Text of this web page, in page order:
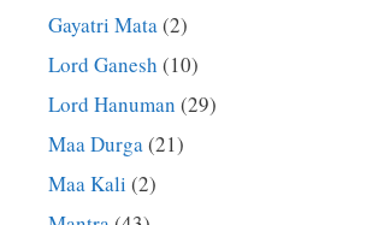
Gayatri Mata(2)
Lord Ganesh (10)
Lord Hanuman (29)
Maa Durga(21)
Maa Kali (2)